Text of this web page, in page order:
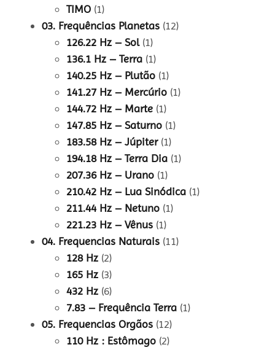
TIMO (1)
03. Frequências Planetas (12)
126.22 Hz – Sol(1)
136.1 Hz – Terra (1)
140.25 Hz – Plutão (1)
141.27 Hz – Mercúrio (1)
144.72 Hz – Marte (1)
147.85 Hz – Saturno (1)
183.58 Hz – Júpiter(1)
194.18 Hz – Terra Dia (1)
207.36 Hz – Urano (1)
210.42 Hz – Lua Sinódica (1)
211.44 Hz – Netuno (1)
221.23 Hz – Vênus (1)
04. Frequencias Naturais (11)
128 Hz (2)
165 Hz (3)
432 Hz (6)
7.83 – Frequência Terra (1)
05. Frequencias Orgãos (12)
110 Hz : Estômago (2)